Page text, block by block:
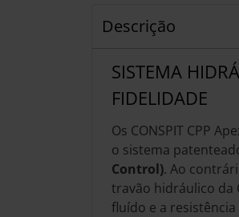
Descrição
SISTEMA
FIDELIDADE
Os CONSPIT CPP
o sistema
Control). Ao
travão hidráulico da
fluído e a